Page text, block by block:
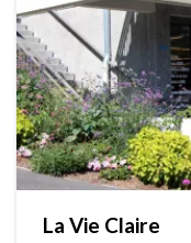
La Vie Claire